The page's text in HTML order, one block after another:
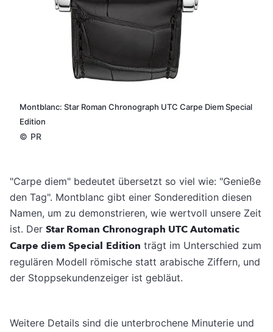
Montblanc: Star Roman Chronograph UTC Carpe Diem Special
Edition
© PR
"Carpe diem" bedeutet übersetzt so viel wie: "Genieße
den Tag". Montblanc gibt einer Sonderedition diesen
Namen, um zu demonstrieren, wie wertvoll unsere Zeit
ist. Der Star Roman Chronograph UTC Automatic
Carpe diem Special Edition trägt im Unterschied zum
regulären Modell römische statt arabische Ziffern, und
der Stoppsekundenzeiger ist gebläut.
Weitere Details sind die unterbrochene Minuterie und